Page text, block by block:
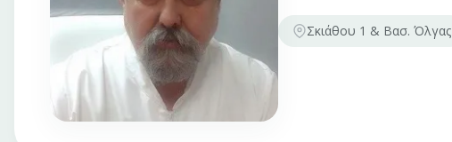
Σκιάθου 1 & Βασ. Όλγας